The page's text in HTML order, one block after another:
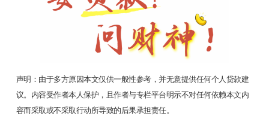
声明：由于多方原因本文仅供一般性参考，并无意提供任何个人贷款建
议。内容受作者本人保护，且作者与专栏平台明示不对任何依赖本文内
容而采取或不采取行动所导致的后果承担责任。